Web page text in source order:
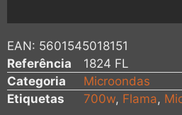
EAN: 5601545018151
Referência
1824 FL
Categoria
Microondas
Etiquetas
700w, Flama,